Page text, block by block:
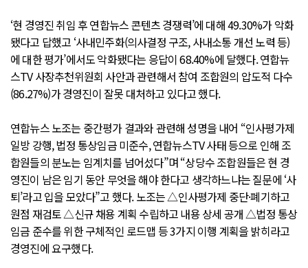
‘현 경영진 취임 후 연합뉴스 콘텐츠 경쟁력’에 대해 49.30%가 악화
됐다고 답했고 ‘사내민주화(의사결정 구조, 사내소통 개선 노력 등)
에 대한 평가’에서도 악화됐다는 응답이 68.40%에 달했다. 연합뉴
스TV 사장추천위원회 사안과 관련해서 참여 조합원의 압도적 다수
(86.27%)가 경영진이 잘못 대처하고 있다고 했다.
연합뉴스 노조는 중간평가 결과와 관련해 성명을 내어 “인사평가제
일방 강행, 법정 통상임금 미준수, 연합뉴스TV 사태 등으로 인해 조
합원들의 분노는 임계치를 넘어섰다”며 “상당수 조합원들은 현 경
영진이 남은 임기 동안 무엇을 해야 한다고 생각하느냐는 질문에 ‘사
퇴’라고 입을 모았다”고 했다. 노조는 △인사평가제 중단·폐기하고
원점 재검토 △신규 채용 계획 수립하고 내용 상세 공개 △법정 통상
임금 준수를 위한 구체적인 로드맵 등 3가지 이행 계획을 밝히라고
경영진에 요구했다.